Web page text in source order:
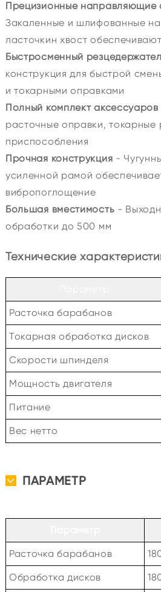
Прецизионные направляющие
Закаленные и шлифованные
ласточкин хвост
Быстросменный
конструкция для быстрой
и токарными оправками
Полный комплект аксессуаров
расточные оправки, токарные
приспособления
Прочная конструкция -
усиленной рамой
вибропоглощение
Большая вместимость -
обработки до 500 мм
Технические
Расточка барабанов
Токарная обработка дисков
Скорости шпинделя
Мощность двигателя
Питание
Вес нетто
ПАРАМЕТР
Расточка барабанов
Обработка дисков